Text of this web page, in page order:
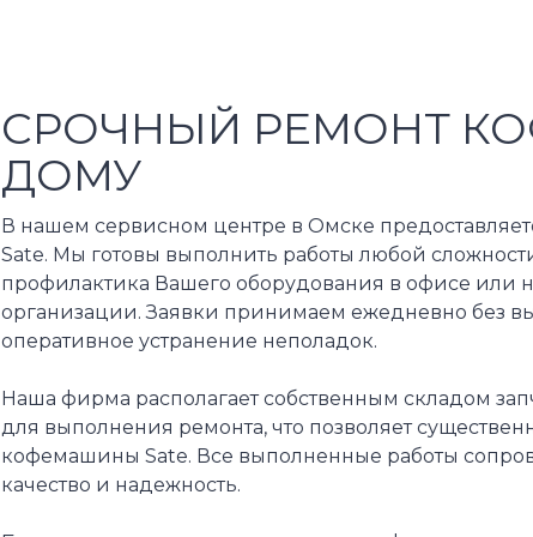
СРОЧНЫЙ РЕМОНТ
ДОМУ
В нашем сервисном центре в Омске
Sate. Мы готовы выполнить работы любой
профилактика Вашего оборудования в офисе или
организации. Заявки принимаем ежедневно без
оперативное устранение неполадок.
Наша фирма располагает собственным складом
для выполнения ремонта, что позволяет
кофемашины Sate. Все выполненные работы
качество и надежность.